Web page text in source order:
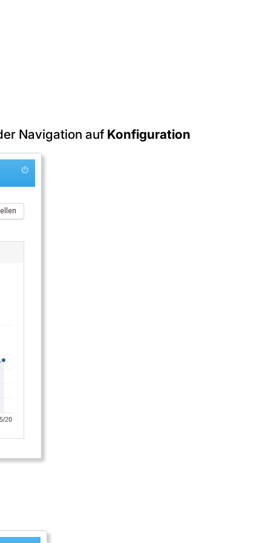
Navigation auf Konfiguration